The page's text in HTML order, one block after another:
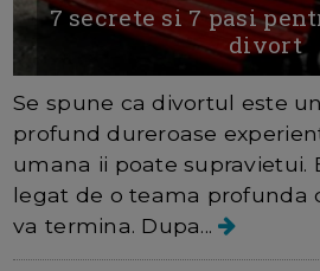
7 secrete si 7 pasi
divort
Se spune ca divortul este
profund dureroase
umana ii poate supravietui.
legat de o teama profunda
va termina. Dupa...